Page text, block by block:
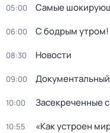
05:00 Самые
06:00 С бодрым утром!
08:30 Новости
09:00
10:00 Заcекрeченные
10:55 «Как устроен